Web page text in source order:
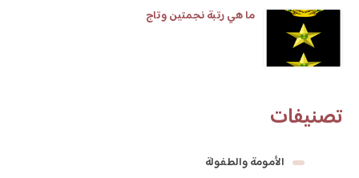
ما هي رتبة نجمتين وتاج
تصنيفات
الأمومة والطفولة